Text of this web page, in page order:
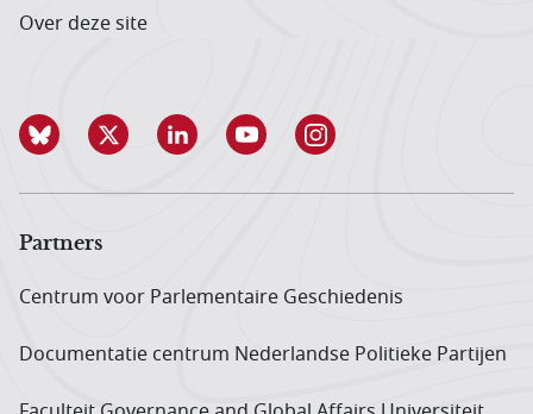
Over deze site
Partners
Centrum voor Parlementaire Geschiedenis
Documentatie centrum Neder­landse Politieke Partijen